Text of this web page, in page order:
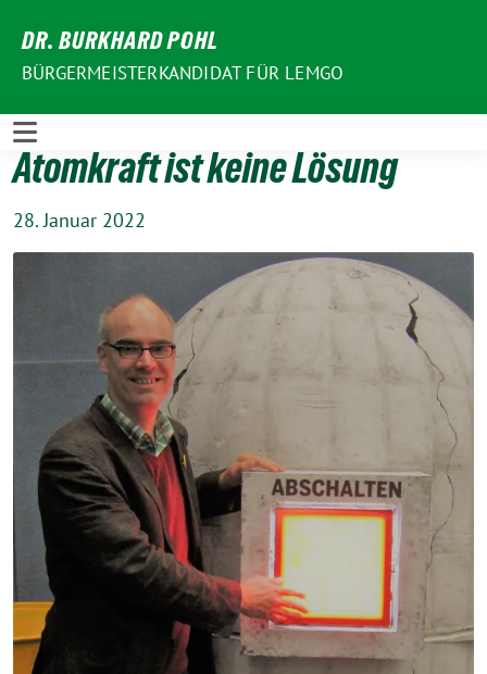
zum
Inhalt
DR. BURKHARD POHL
BÜRGERMEISTERKANDIDAT FÜR LEMGO
Atomkraft ist keine Lösung
28. Januar 2022